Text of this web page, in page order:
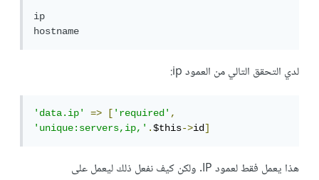
ip
hostname
لدي التحقق التالي من العمود ip:
'data.ip' => ['required',
'unique:servers,ip,'.$this->id]
هذا يعمل فقط لعمود IP. ولكن كيف نفعل ذلك ليعمل على